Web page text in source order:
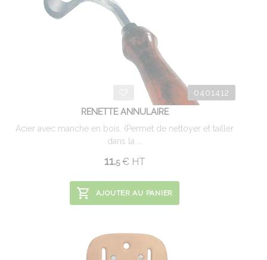
0401412
RENETTE ANNULAIRE
Acier avec manche en bois. (Permet de nettoyer et tailler
dans la ...
11.5 €HT
AJOUTER AU PANIER